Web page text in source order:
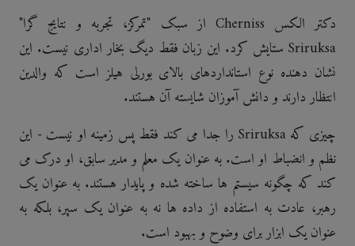
دکتر الکس Cherniss از سبک "تمرکز، تجربه و نتایج گرا"
Sriruksa ستایش کرد. این زبان فقط دیگ بخار اداری نیست. این
نشان دهنده نوع استانداردهای بالای بورلی هیلز است که والدین
انتظار دارند و دانش آموزان شایسته آن هستند.
چیزی که Sriruksa را جدا می کند فقط پس زمینه او نیست - این
نظم و انضباط او است. به عنوان یک معلم و مدیر سابق، او درک می
کند که چگونه سیستم ها ساخته شده و پایدار هستند. به عنوان یک
رهبر، عادت به استفاده از داده ها نه به عنوان یک سپر، بلکه به
عنوان یک ابزار برای وضوح و بهبود است.